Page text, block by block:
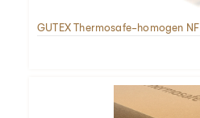
GUTEX Thermosafe-homogen NF